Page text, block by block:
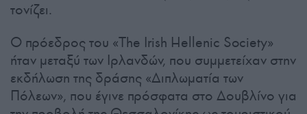
τονίζει.
Ο πρόεδρος του «The Irish Hellenic Society»
ήταν μεταξύ των Ιρλανδών, που συμμετείχαν στην
εκδήλωση της δράσης «Διπλωματία των
Πόλεων», που έγινε πρόσφατα στο Δουβλίνο για